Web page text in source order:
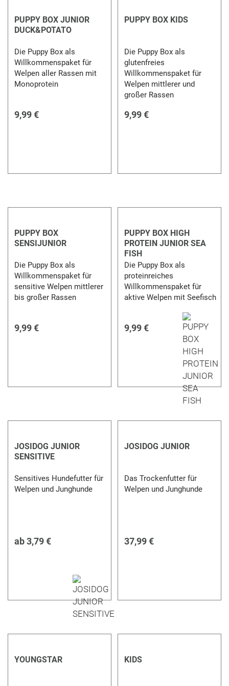
PUPPY BOX JUNIOR
DUCK&POTATO
Die Puppy Box als
Willkommenspaket für
Welpen aller Rassen mit
Monoprotein
9,99 €
PUPPY BOX KIDS
Die Puppy Box als
glutenfreies
Willkommenspaket für
Welpen mittlerer und
großer Rassen
9,99 €
PUPPY BOX
SENSIJUNIOR
Die Puppy Box als
Willkommenspaket für
sensitive Welpen mittlerer
bis großer Rassen
9,99 €
PUPPY BOX HIGH
PROTEIN JUNIOR SEA
FISH
Die Puppy Box als
proteinreiches
Willkommenspaket für
aktive Welpen mit Seefisch
9,99 €
JOSIDOG JUNIOR
SENSITIVE
Sensitives Hundefutter für
Welpen und Junghunde
ab3,79 €
JOSIDOG JUNIOR
Das Trockenfutter für
Welpen und Junghunde
37,99 €
YOUNGSTAR KIDS